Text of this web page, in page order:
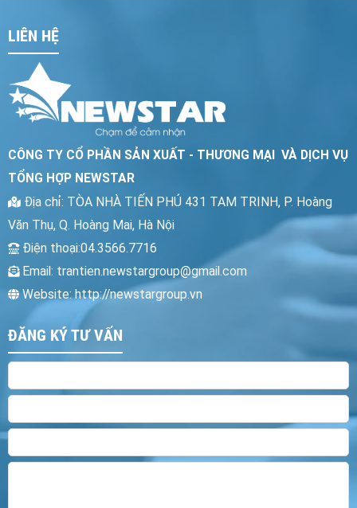
LIÊN HỆ
CÔNG TY CỔ PHẦN SẢN XUẤT - THƯƠNG MẠI VÀ DỊCH VỤ
TỔNG HỢP NEWSTAR
Địa chỉ: TÒA NHÀ TIẾN PHÚ 431 TAM TRINH, P. Hoàng
Văn Thụ, Q. Hoàng Mai, Hà Nội
Điện thoại:04.3566.7716
Email: trantien.newstargroup@gmail.com
Website: http://newstargroup.vn
ĐĂNG KÝ TƯ VẤN